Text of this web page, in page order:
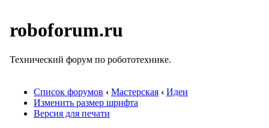
roboforum.ru
Технический форум по робототехнике.
Список форумов ‹ Мастерская ‹ Идеи
Изменить размер шрифта
Версия для печати